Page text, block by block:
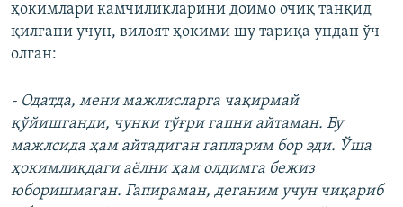
ҳокимлари камчиликларини доимо очиқ танқид
қилгани учун, вилоят ҳокими шу тариқа ундан ўч
олган:
- Одатда, мени мажлисларга чақирмай
қўйишганди, чунки тўғри гапни айтаман. Бу
мажлсида ҳам айтадиган гапларим бор эди. Ўша
ҳокимликдаги аёлни ҳам олдимга бежиз
юборишмаган. Гапираман, деганим учун чиқариб